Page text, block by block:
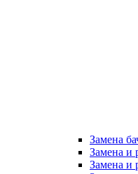
Замена
Замена и
Замена и